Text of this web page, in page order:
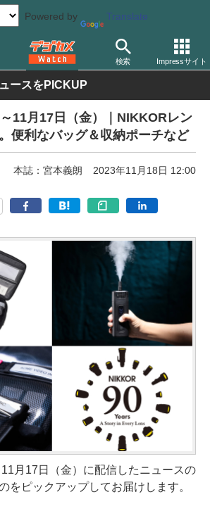
Powered by Translate
検索 Impressサイト
ミラーレスカメラ ソニー
ースをPICKUP
11月17日（金）｜NIKKORレン
便利なバッグ＆収納ポーチなど
本誌：宮本義朗 2023年11月18日 12:00
月17日（金）に配信したニュースの
をピックアップしてお届けします。